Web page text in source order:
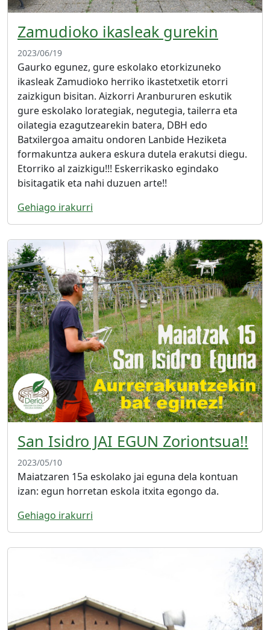
Zamudioko ikasleak gurekin
2023/06/19
Gaurko egunez, gure eskolako etorkizuneko
ikasleak Zamudioko herriko ikastetxetik etorri
zaizkigun bisitan. Aizkorri Aranbururen eskutik
gure eskolako lorategiak, negutegia, tailerra eta
oilategia ezagutzearekin batera, DBH edo
Batxilergoa amaitu ondoren Lanbide Heziketa
formakuntza aukera eskura dutela erakutsi diegu.
Etorriko al zaizkigu!!! Eskerrikasko egindako
bisitagatik eta nahi duzuen arte!!
Gehiago irakurri
San Isidro JAI EGUN Zoriontsua!!
2023/05/10
Maiatzaren 15a eskolako jai eguna dela kontuan
izan: egun horretan eskola itxita egongo da.
Gehiago irakurri